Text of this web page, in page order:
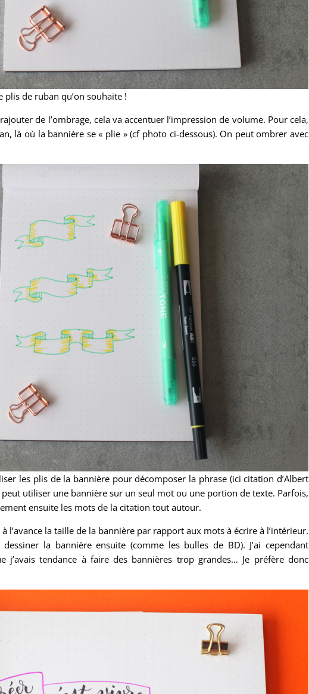
de ruban qu’on souhaite !
de l’ombrage, cela va accentuer l’impression de volume. Pour cela,
là où la bannière se « plie » (cf photo ci-dessous). On peut ombrer avec
les plis de la bannière pour décomposer la phrase (ici citation d’Albert
utiliser une bannière sur un seul mot ou une portion de texte. Parfois,
ensuite les mots de la citation tout autour.
l’avance la taille de la bannière par rapport aux mots à écrire à l’intérieur.
la bannière ensuite (comme les bulles de BD). J’ai cependant
j’avais tendance à faire des bannières trop grandes… Je préfère donc